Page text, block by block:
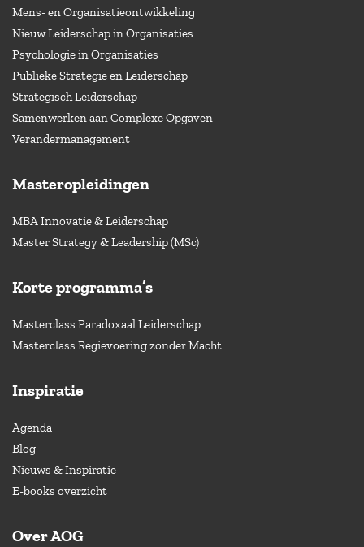
Mens- en Organisatieontwikkeling
Nieuw Leiderschap in Organisaties
Psychologie in Organisaties
Publieke Strategie en Leiderschap
Strategisch Leiderschap
Samenwerken aan Complexe Opgaven
Verandermanagement
Masteropleidingen
MBA Innovatie & Leiderschap
Master Strategy & Leadership (MSc)
Korte programma’s
Masterclass Paradoxaal Leiderschap
Masterclass Regievoering zonder Macht
Inspiratie
Agenda
Blog
Nieuws & Inspiratie
E-books overzicht
Over AOG